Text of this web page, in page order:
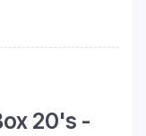
20's -